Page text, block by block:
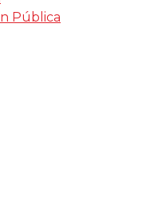
Pública